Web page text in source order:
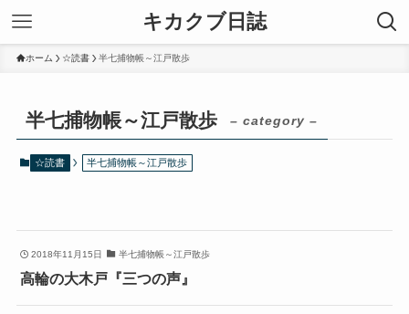
キカクブ日誌
ホーム ☆読書 半七捕物帳～江戸散歩
半七捕物帳～江戸散歩 – category –
☆読書 半七捕物帳～江戸散歩
2018年11月15日 半七捕物帳～江戸散歩
高輪の大木戸『三つの声』